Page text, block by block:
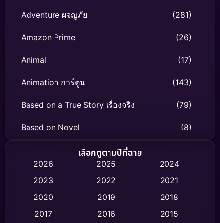
Adventure ผจญภัย (281)
Amazon Prime (26)
Animal (17)
Animation การ์ตูน (143)
Based on a True Story เรื่องจริง (79)
Based on Novel (8)
Biography ชีวิตจริง
Classic หนังคลาสสิก (47)
Comedy ตลก (450)
เลือกดูตามปีที่ฉาย
2026 2025
2024
2023
2022
2021
2020
2019
2018
2017
2016
2015